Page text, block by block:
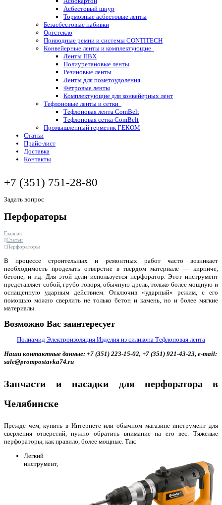
Асбестовый шнур
Тормозные асбестовые ленты
Безасбестовые набивки
Оргстекло
Приводные ремни и системы CONTITECH
Конвейерные ленты и комплектующие
Ленты ПВХ
Полиуретановые ленты
Резиновые ленты
Ленты для пометоудоления
Фетровые ленты
Комплектующие для конвейерных лент
Тефлоновые ленты и сетки
Тефлоновая лента ComBelt
Тефлоновая сетка ComBelt
Промышленный герметик ГЕКОМ
Статьи
Прайс-лист
Доставка
Контакты
+7 (351) 751-28-80
Задать вопрос
Перфораторы
Главная
Статьи
Перфораторы
В процессе строительных и ремонтных работ часто возникает
необходимость проделать отверстие в твердом материале — кирпиче,
бетоне, и т.д. Для этой цели используется перфоратор. Этот инструмент
представляет собой, грубо говоря, обычную дрель, только более мощную и
оснащенную ударным действием. Отключив «ударный» режим, с его
помощью можно сверлить не только бетон и камень, но и более мягкие
материалы.
Возможно Вас заинтересует
Полиамид Электроизоляция Изделия из силикона Тефлоновая лента
Наши контактные данные: +7 (351) 223-15-02, +7 (351) 921-43-23, e-mail:
sale@prompostavka74.ru
Запчасти и насадки для перфоратора в
Челябинске
Прежде чем, купить в Интернете или обычном магазине инструмент для
сверления отверстий, нужно обратить внимание на его вес. Тяжелые
перфораторы, как правило, более мощные. Так:
Легкий
инструмент,